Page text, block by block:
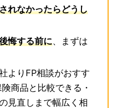
れなかったらどうし
悔する前に、まずは
よりFP相談がおすす
商品と比較できる・
見直しまで幅広く相